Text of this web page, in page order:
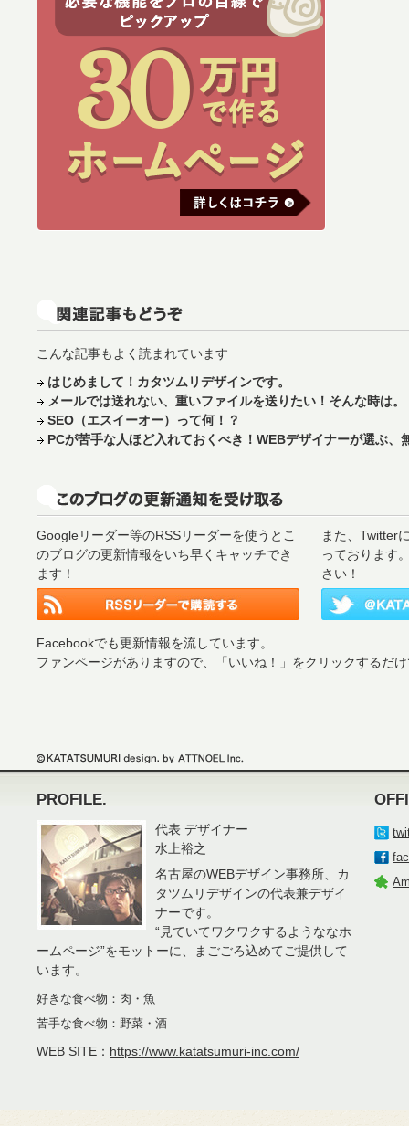
こんな記事もよく読まれています
はじめまして！カタツムリデザインです。
メールでは送れない、重いファイルを送りたい！そんな時は。
SEO（エスイーオー）って何！？
PCが苦手な人ほど入れておくべき！WEBデザイナーが選ぶ、
Googleリーダー等のRSSリーダーを使うとこ
のブログの更新情報をいち早くキャッチでき
ます！
また、Twitter
っております
さい！
Facebookでも更新情報を流しています。
ファンページがありますので、「いいね！」をクリックするだ
PROFILE.
代表 デザイナー
水上裕之
名古屋のWEBデザイン事務所、カ
タツムリデザインの代表兼デザイ
ナーです。
“見ていてワクワクするようななホ
ームページ”をモットーに、まごごろ込めてご提供して
います。
好きな食べ物：肉・魚
苦手な食べ物：野菜・酒
WEB SITE： https://www.katatsumuri-inc.com/